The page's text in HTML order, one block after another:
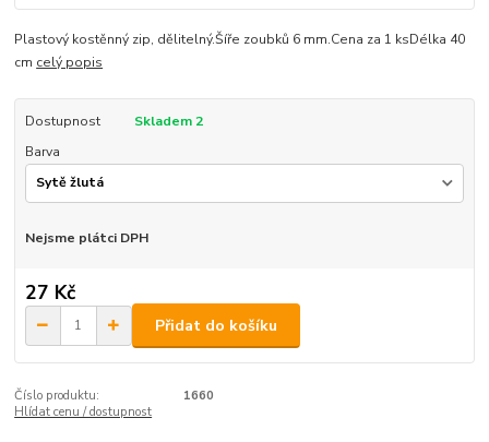
Plastový kostěnný zip, dělitelný.Šíře zoubků 6 mm.Cena za 1 ksDélka 40
cm celý popis
Dostupnost
Skladem 2
Barva
Nejsme plátci DPH
27 Kč
Přidat do košíku
Číslo produktu:
1660
Hlídat cenu / dostupnost